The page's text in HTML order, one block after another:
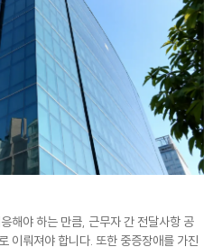
해야 하는 만큼, 근무자 간 전달사항 공